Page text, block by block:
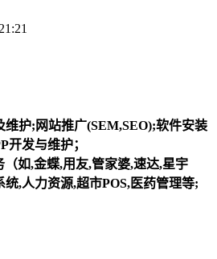
维护;网站推广(SEM,SEO);软件安装
开发与维护；
如,金蝶,用友,管家婆,速达,星宇
,人力资源,超市POS,医药管理等;